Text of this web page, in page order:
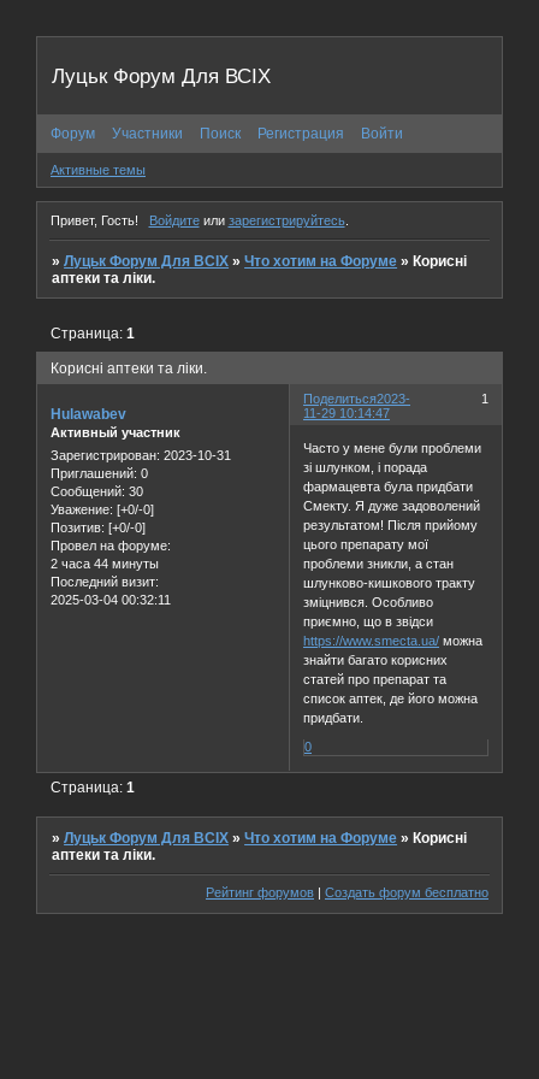
Луцьк Форум Для ВСІХ
Форум Участники Поиск Регистрация Войти
Активные темы
Привет, Гость! Войдитеили зарегистрируйтесь.
»Луцьк Форум Для ВСІХ »Что хотим на Форуме »Корисні
аптеки та ліки.
Корисні аптеки та ліки.
Страница:1
Поделиться 1
2023-
11-29 10:14:47
Hulawabev
Активный участник
Зарегистрирован: 2023-10-31
Приглашений: 0
Сообщений: 30
Уважение: [+0/-0]
Позитив: [+0/-0]
Провел на форуме:
2 часа 44 минуты
Последний визит:
2025-03-04 00:32:11
Часто у мене були проблеми
зі шлунком, і порада
фармацевта була придбати
Смекту. Я дуже задоволений
результатом! Після прийому
цього препарату мої
проблеми зникли, а стан
шлунково-кишкового тракту
зміцнився. Особливо
приємно, що в звідси
https://www.smecta.ua/ можна
знайти багато корисних
статей про препарат та
список аптек, де його можна
придбати.
0
Страница:1
»Луцьк Форум Для ВСІХ »Что хотим на Форуме »Корисні
аптеки та ліки.
Рейтинг форумов Создать форум бесплатно